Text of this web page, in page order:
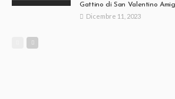
Gattino di San Valentino
Dicembre 11, 2023